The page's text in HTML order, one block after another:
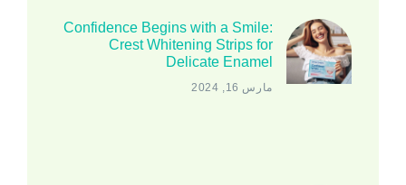
Confidence Begins with a Smile:
Crest Whitening Strips for
Delicate Enamel
مارس 16, 2024